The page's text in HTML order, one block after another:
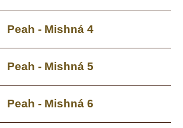
Peah - Mishná 4
Peah - Mishná 5
Peah - Mishná 6